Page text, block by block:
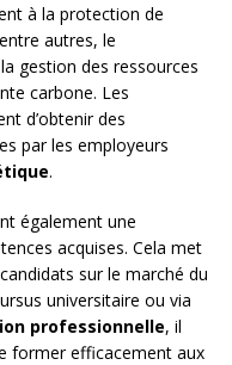
à la protection de
autres, le
gestion des ressources
carbone. Les
d’obtenir des
par les employeurs
.
également une
acquises. Cela met
sur le marché du
universitaire ou via
professionnelle, il
former efficacement aux